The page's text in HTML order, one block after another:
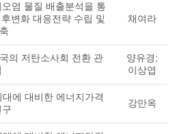
염 물질 배출분석을 통
변화 대응전략 수립 및
채여라
의 저탄소사회 전환 관
양유경;
이상엽
대에 대비한 에너지가격
강만옥